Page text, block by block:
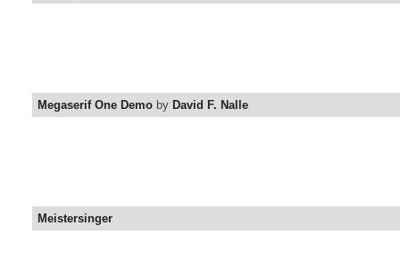
Megaserif One Demo by David F. Nalle
Meistersinger